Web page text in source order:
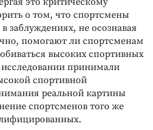
о том, что спортсмены
заблуждениях, не осознавая
помогают ли спортсменам
высоких спортивных
исследовании принимали
спортивной
реальной картины
спортсменов того же